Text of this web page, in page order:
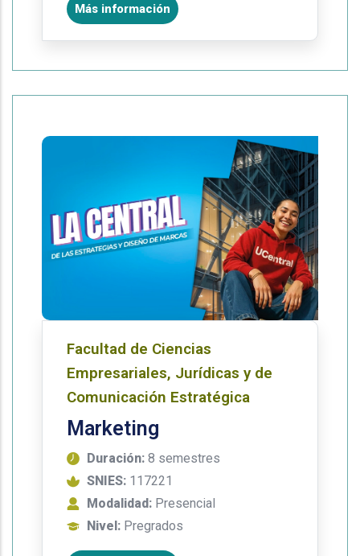
Más información
Facultad de Ciencias
Empresariales, Jurídicas y de
Comunicación Estratégica
Marketing
Duración: 8 semestres
SNIES: 117221
Modalidad: Presencial
Nivel: Pregrados